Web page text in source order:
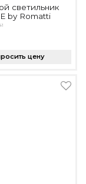
светильник
by Romatti
цену